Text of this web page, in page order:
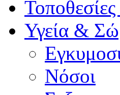
Υγεία &
Νόσοι